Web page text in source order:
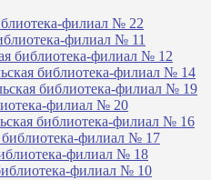
филиал № 22
филиал № 11
библиотека-филиал № 12
библиотека-филиал № 14
библиотека-филиал № 19
филиал № 20
библиотека-филиал № 16
библиотека-филиал № 17
филиал № 18
филиал № 10